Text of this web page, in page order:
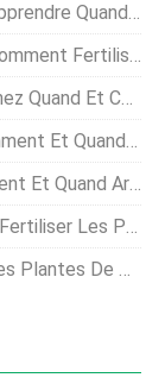
Fertiliser Les Betteraves
Le Chou
Le Chou-Fleur
Plantes De Houblon
Un Plant D'arachides
Les Poivrons
De Sureau